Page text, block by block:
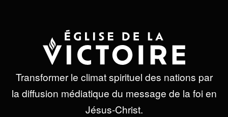
Transformer le climat spirituel des nations par
la diffusion médiatique du message de la foi en
Jésus-Christ.